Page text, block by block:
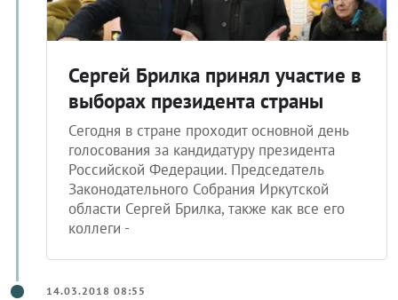
Сергей Брилка принял участие в
выборах президента страны
Сегодня в стране проходит основной день
голосования за кандидатуру президента
Российской Федерации. Председатель
Законодательного Собрания Иркутской
области Сергей Брилка, также как все его
коллеги -
14.03.2018 08:55